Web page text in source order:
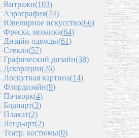
Витражи(103)
Аэрография(74)
Ювелирное искусство(66)
Фреска, мозаика(64)
Дизайн одежды(61)
Стекло(57)
Графический дизайн(38)
Декорации(26)
Лоскутная картина(14)
Флордизайн(9)
Пэчворк(4)
Бодиарт(3)
Плакат(2)
Ленд-арт(2)
Театр. костюмы(0)